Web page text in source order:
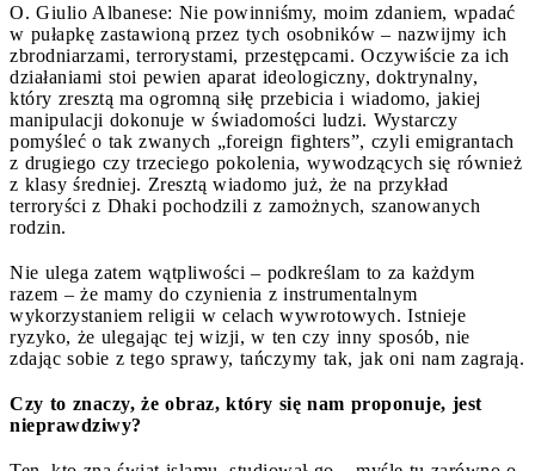
O. Giulio Albanese: Nie powinniśmy, moim zdaniem, wpadać
w pułapkę zastawioną przez tych osobników – nazwijmy ich
zbrodniarzami, terrorystami, przestępcami. Oczywiście za ich
działaniami stoi pewien aparat ideologiczny, doktrynalny,
który zresztą ma ogromną siłę przebicia i wiadomo, jakiej
manipulacji dokonuje w świadomości ludzi. Wystarczy
pomyśleć o tak zwanych „foreign fighters”, czyli emigrantach
z drugiego czy trzeciego pokolenia, wywodzących się również
z klasy średniej. Zresztą wiadomo już, że na przykład
terroryści z Dhaki pochodzili z zamożnych, szanowanych
rodzin.
Nie ulega zatem wątpliwości – podkreślam to za każdym
razem – że mamy do czynienia z instrumentalnym
wykorzystaniem religii w celach wywrotowych. Istnieje
ryzyko, że ulegając tej wizji, w ten czy inny sposób, nie
zdając sobie z tego sprawy, tańczymy tak, jak oni nam zagrają.
Czy to znaczy, że obraz, który się nam proponuje, jest
nieprawdziwy?